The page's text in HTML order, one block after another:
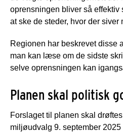
oprensningen bliver så effektiv
at ske de steder, hvor der siver
Regionen har beskrevet disse
man kan læse om de sidste
selve oprensningen kan
Planen skal politisk
Forslaget til planen skal
miljøudvalg 9. september